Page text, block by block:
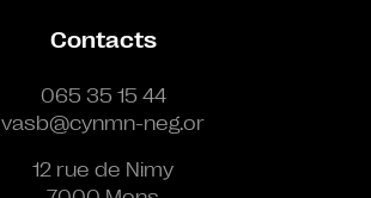
Contacts
065 35 15 44
vasb@cynmn-neg.or
12 rue de Nimy